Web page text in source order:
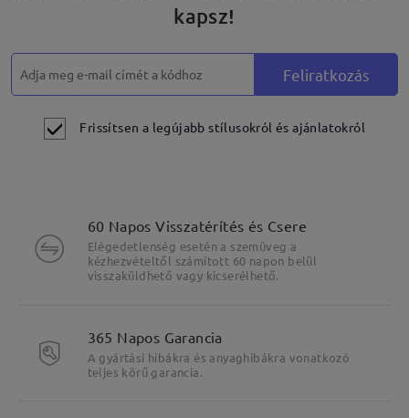
Fő jellemzők kiemelése
kapsz!
Feliratkozás
Frissítsen a legújabb stílusokról és ajánlatokról
60 Napos Visszatérítés és Csere
Elégedetlenség esetén a szemüveg a
kézhezvételtől számított 60 napon belül
visszaküldhető vagy kicserélhető.
365 Napos Garancia
A gyártási hibákra és anyaghibákra vonatkozó
teljes körű garancia.